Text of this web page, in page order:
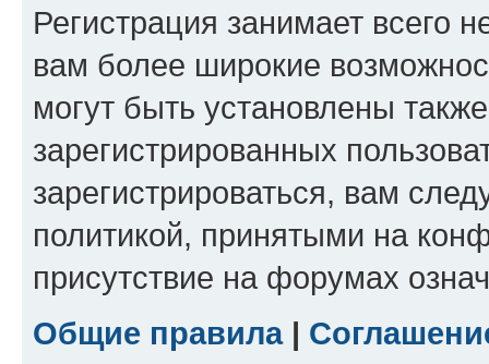
Регистрация занимает всего
вам более широкие
могут быть установлены
зарегистрированных
зарегистрироваться, вам
политикой, принятыми на
присутствие на форумах
Общие правила|